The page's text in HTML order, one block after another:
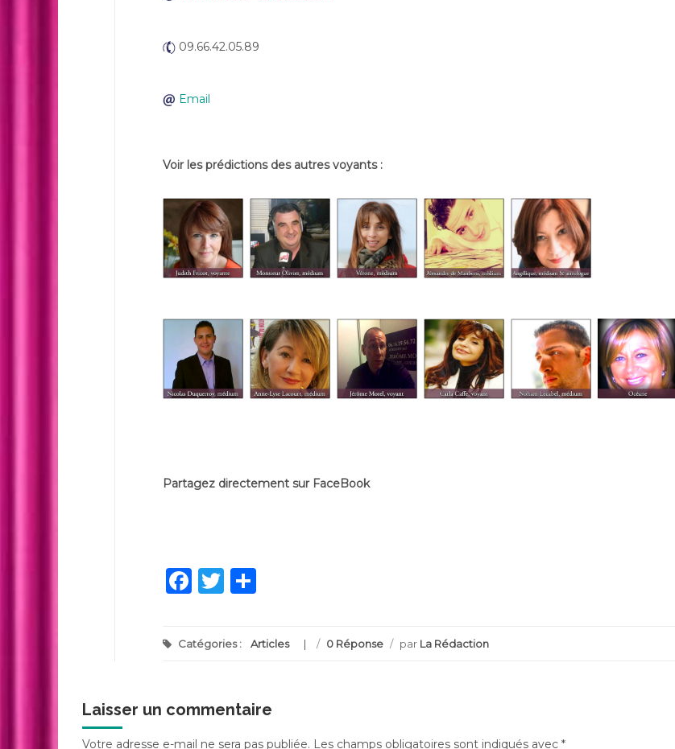
09.66.42.05.89
Email
Voir les prédictions des autres voyants :
Partagez directement sur FaceBook
Facebook
Twitter
Catégories : Articles / 0 Réponse / par La Rédaction
Laisser un commentaire
Votre adresse e-mail ne sera pas publiée. Les champs obligatoires sont indiqués avec *